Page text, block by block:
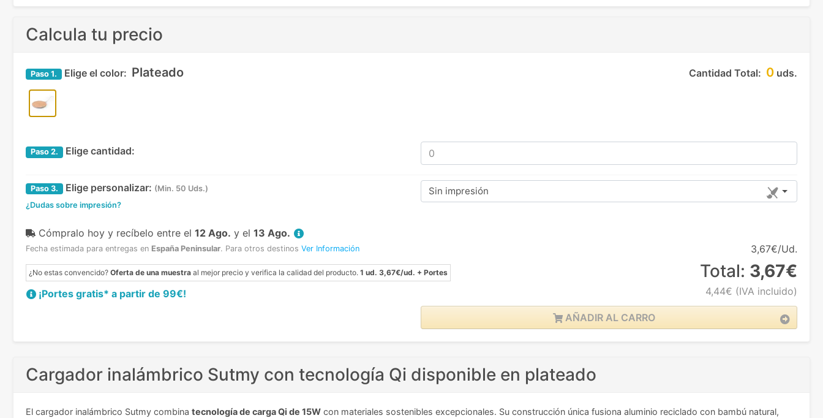
Calcula tu precio
Cantidad Total: 0 uds.
Paso 1. Elige el color: Plateado
Paso 2. Elige cantidad:
Paso 3. Elige personalizar: (Min. 50 Uds.)
¿Dudas sobre impresión?
Sin impresión
Cómpralo hoy y recíbelo entre el 12 Ago. y el 13 Ago.
Fecha estimada para entregas en España Peninsular. Para otros destinos Ver Información
¿No estas convencido? Oferta de una muestra al mejor precio y verifica la calidad del producto. 1 ud. 3,67€/ud. + Portes
¡Portes gratis* a partir de 99€!
3,67€/Ud.
Total: 3,67€
4,44€ (IVA incluido)
AÑADIR AL CARRO
Cargador inalámbrico Sutmy con tecnología Qi disponible en plateado
El cargador inalámbrico Sutmy combina tecnología de carga Qi de 15W con materiales sostenibles excepcionales. Su construcción única fusiona aluminio reciclado con bambú natural,